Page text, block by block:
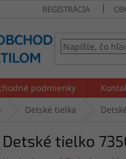
REGISTRÁCIA
podmienky
Detské tielka
Detské tielko